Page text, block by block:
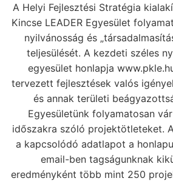
A Helyi Fejlesztési Stratégia
Kincse LEADER Egyesület
nyilvánosság és
teljesülését. A kezdeti széles
egyesület honlapja
tervezett fejlesztések valós
és annak területi
Egyesületünk folyamatosan
időszakra szóló projektötleteket.
a kapcsolódó adatlapot a
email-ben tagságunknak
eredményként több mint 250